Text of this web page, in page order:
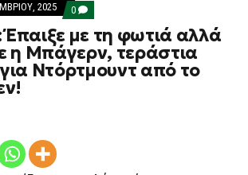
2025 0 COMMENTS
ON
BUNDESLIGA:
ΈΠΑΙΞΕ
ΜΕ
ΤΗ
ΦΩΤΙΆ
με τη φωτιά αλλά
η Μπάγερν, τεράστια
Ντόρτμουντ από το